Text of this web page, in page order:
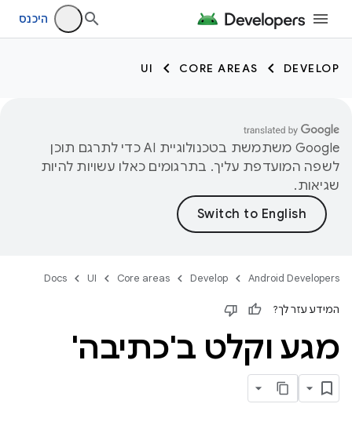
היכנס
DEVELOP
CORE AREAS
UI
‫Google משתמשת בטכנולוגיית AI כדי לתרגם תוכן
לשפה המועדפת עליך. בתרגומים כאלו עשויות להיות
שגיאות.
Android Developers
Develop
Core areas
UI
Docs
המידע עזר לך?
מגע וקלט ב'כתיבה'